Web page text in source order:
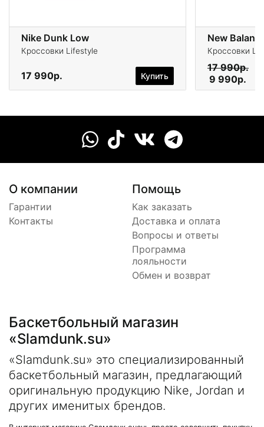
Nike Dunk Low
Кроссовки Lifestyle
17 990р. Купить
New
Кроссовки
17 990р.
9 990р.
О компании
Гарантии
Контакты
Помощь
Как заказать
Доставка и оплата
Вопросы и ответы
Программа
лояльности
Обмен и возврат
Баскетбольный магазин
«Slamdunk.su»
«Slamdunk.su» это специализированный
баскетбольный магазин, предлагающий
оригинальную продукцию Nike, Jordan и
других именитых брендов.